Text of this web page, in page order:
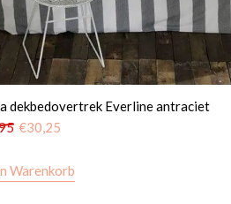
dekbedovertrek Everline antraciet
€30,25
Warenkorb